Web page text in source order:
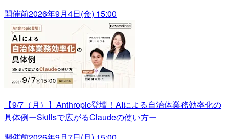
開催前2026年9月4日(金) 15:00
【9/7（月）】Anthropic登壇！AIによる自治体業務効率化の
具体例ーSkillsで広がるClaudeの使い方ー